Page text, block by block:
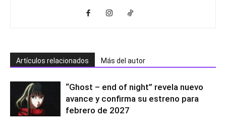
Artículos relacionados Más del autor
“Ghost – end of night” revela nuevo
avance y confirma su estreno para
febrero de 2027